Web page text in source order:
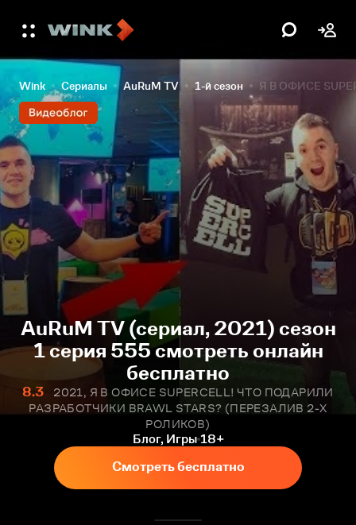
Wink Сериалы AuRuM TV 1-й сезон Я В ОФИСЕ
AuRuM TV (сериал, 2021) сезон
1 серия 555 смотреть онлайн
бесплатно
8.3
2021, Я В ОФИСЕ SUPERCELL! ЧТО ПОДАРИЛИ
РАЗРАБОТЧИКИ BRAWL STARS? (ПЕРЕЗАЛИВ 2-Х
РОЛИКОВ)
Блог, Игры 18+
Смотреть бесплатно